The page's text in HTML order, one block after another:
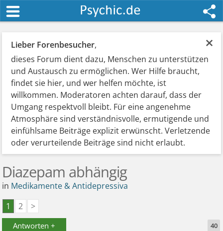
×
Lieber Forenbesucher,
dieses Forum dient dazu, Menschen zu unterstützen
und Austausch zu ermöglichen. Wer Hilfe braucht,
findet sie hier, und wer helfen möchte, ist
willkommen. Moderatoren achten darauf, dass der
Umgang respektvoll bleibt. Für eine angenehme
Atmosphäre sind verständnisvolle, ermutigende und
einfühlsame Beiträge explizit erwünscht. Verletzende
oder verurteilende Beiträge sind nicht erlaubt.
Diazepam abhängig
in Medikamente & Antidepressiva
1
2 >
Antworten + 40